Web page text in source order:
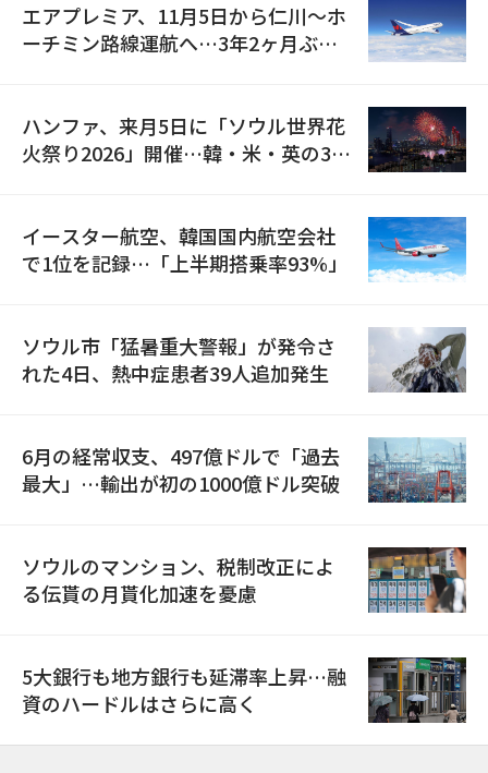
エアプレミア、11月5日から仁川〜ホ
ーチミン路線運航へ…3年2ヶ月ぶり
ハンファ、来月5日に「ソウル世界花
火祭り2026」開催…韓・米・英の3カ
イースター航空、韓国国内航空会社
で1位を記録…「上半期搭乗率93%」
ソウル市「猛暑重大警報」が発令さ
れた4日、熱中症患者39人追加発生
6月の経常収支、497億ドルで「過去
最大」…輸出が初の1000億ドル突破
ソウルのマンション、税制改正によ
る伝貰の月貰化加速を憂慮
5大銀行も地方銀行も延滞率上昇…融
資のハードルはさらに高く